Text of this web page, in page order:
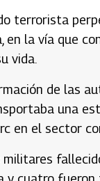
terrorista
en la vía que
vida.
de las
una
en el sector
militares